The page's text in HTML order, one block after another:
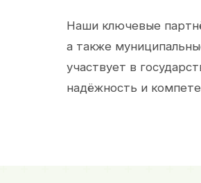
Наши ключевые
а также
участвует в
надёжность и